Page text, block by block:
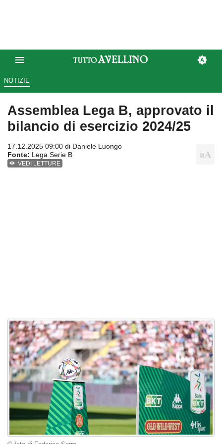
NOTIZIE
Assemblea Lega B, approvato il
bilancio di esercizio 2024/25
17.12.2025 09:00 di Daniele Luongo
Fonte: Lega Serie B
VEDI LETTURE